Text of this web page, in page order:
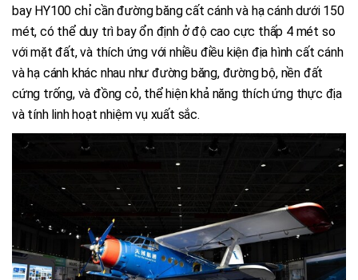
bay HY100 chỉ cần đường băng cất cánh và hạ cánh dưới 150
mét, có thể duy trì bay ổn định ở độ cao cực thấp 4 mét so
với mặt đất, và thích ứng với nhiều điều kiện địa hình cất cánh
và hạ cánh khác nhau như đường băng, đường bộ, nền đất
cứng trống, và đồng cỏ, thể hiện khả năng thích ứng thực địa
và tính linh hoạt nhiệm vụ xuất sắc.